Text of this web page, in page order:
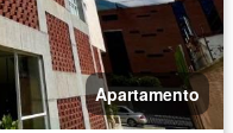
Apartamento